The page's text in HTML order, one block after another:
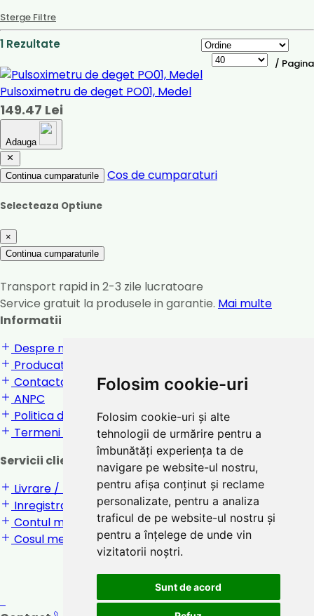
Folosim cookie-uri
Folosim cookie-uri și alte
tehnologii de urmărire pentru a
îmbunătăți experiența ta de
navigare pe website-ul nostru,
pentru afișa conținut și reclame
personalizate, pentru a analiza
traficul de pe website-ul nostru și
pentru a înțelege de unde vin
vizitatorii noștri.
Sunt de acord
Sterge Filtre
1 Rezultate
/ Pagina
Pulsoximetru de deget PO01, Medel
149.47 Lei
Adauga
Continua cumparaturile Cos de cumparaturi
Selecteaza Optiune
×
Continua cumparaturile
Transport rapid in 2-3 zile lucratoare
Service gratuit la produsele in garantie. Mai multe
Informatii
Despre noi
Producatori
Contactati-ne
ANPC
Politica de confidentialitate
Termeni si conditii
Servicii clienti
Livrare / returnare
Inregistrare / Login
Contul meu
Cosul meu